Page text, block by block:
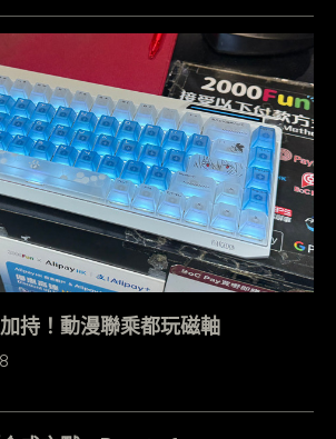
加持！動漫聯乘都玩磁軸